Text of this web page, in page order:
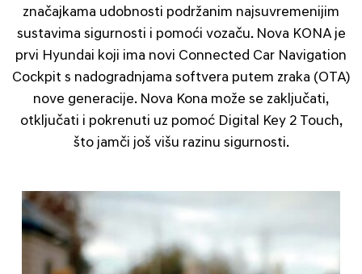
značajkama udobnosti podržanim najsuvremenijim
sustavima sigurnosti i pomoći vozaču. Nova KONA je
prvi Hyundai koji ima novi Connected Car Navigation
Cockpit s nadogradnjama softvera putem zraka (OTA)
nove generacije. Nova Kona može se zaključati,
otključati i pokrenuti uz pomoć Digital Key 2 Touch,
što jamči još višu razinu sigurnosti.